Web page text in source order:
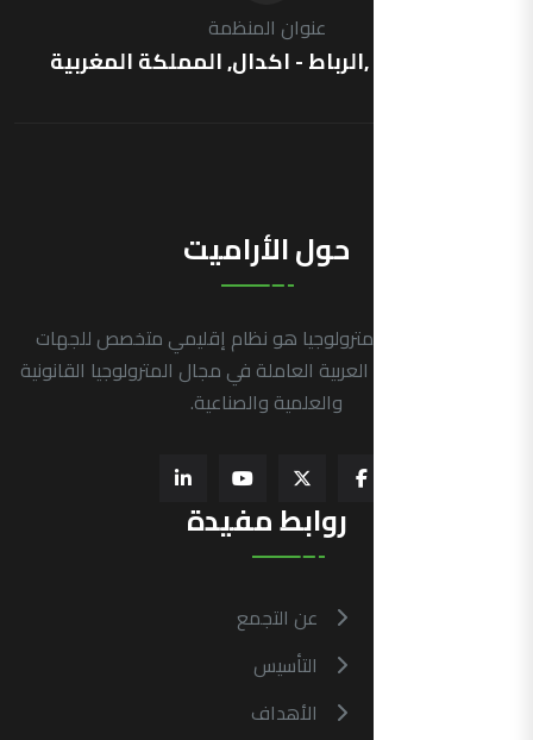
عنوان المنظمة
شارع فرنسا ,الرباط - اكدال, المملكة المغربية
حول الأراميت
التجمع العربي للمترولوجيا هو نظام إقليمي متخصص للجهات
الرسمية في الدول العربية العاملة في مجال المترولوجيا القانونية
والعلمية والصناعية.
روابط مفيدة
عن التجمع
التأسيس
الأهداف